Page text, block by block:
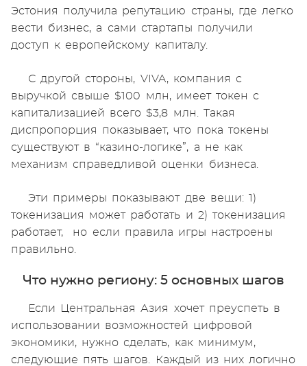
Эстония получила репутацию страны, где легко
вести бизнес, а сами стартапы получили
доступ к европейскому капиталу.
С другой стороны, VIVA, компания с
выручкой свыше $100 млн, имеет токен с
капитализацией всего $3,8 млн. Такая
диспропорция показывает, что пока токены
существуют в “казино-логике”, а не как
механизм справедливой оценки бизнеса.
Эти примеры показывают две вещи: 1)
токенизация может работать и 2) токенизация
работает, но если правила игры настроены
правильно.
Что нужно региону: 5 основных шагов
Если Центральная Азия хочет преуспеть в
использовании возможностей цифровой
экономики, нужно сделать, как минимум,
следующие пять шагов. Каждый из них логично